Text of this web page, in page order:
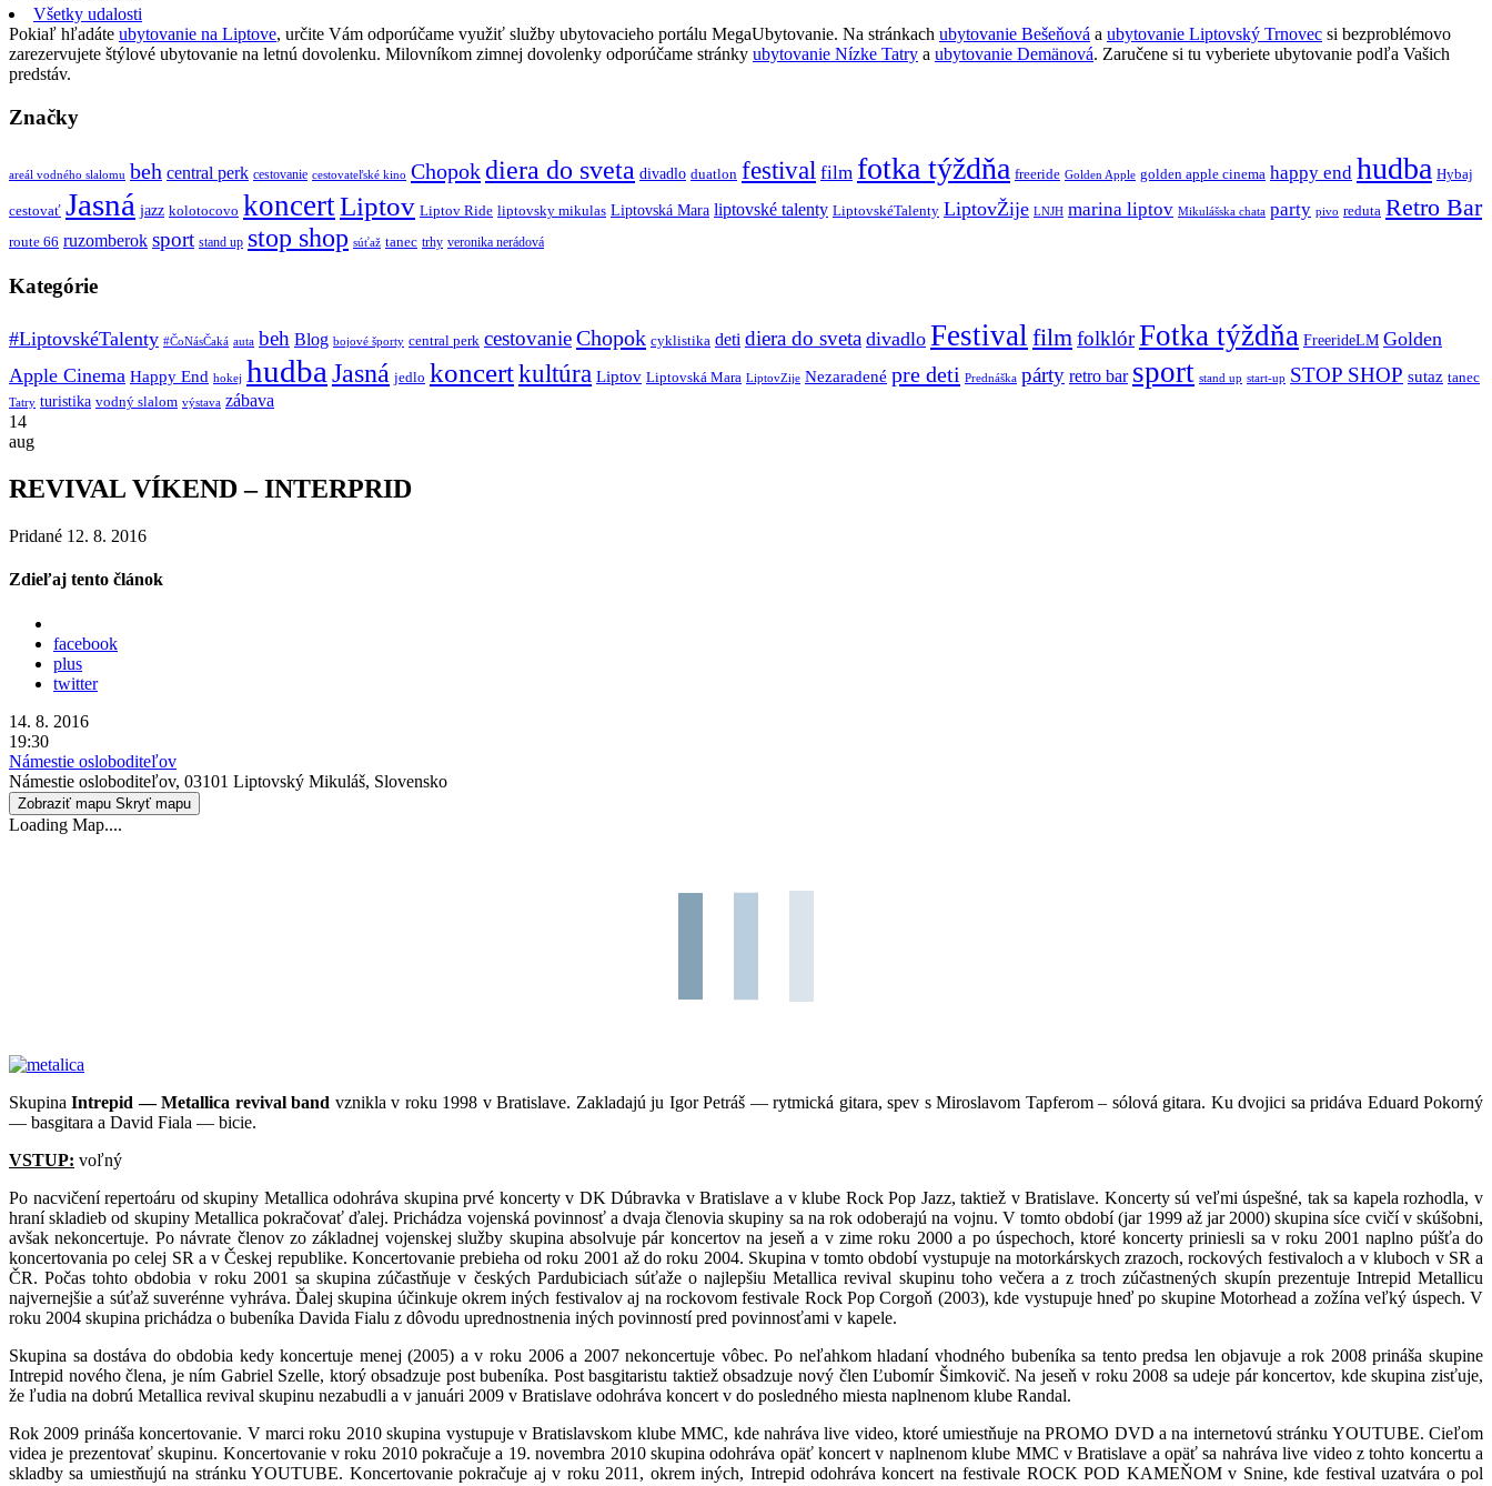
Všetky udalosti
Pokiaľ hľadáte ubytovanie na Liptove, určite Vám odporúčame využiť služby ubytovacieho portálu MegaUbytovanie. Na stránkach ubytovanie Bešeňová a ubytovanie Liptovský Trnovec si bezproblémovo
zarezervujete štýlové ubytovanie na letnú dovolenku. Milovníkom zimnej dovolenky odporúčame stránky ubytovanie Nízke Tatry a ubytovanie Demänová. Zaručene si tu vyberiete ubytovanie podľa Vašich
predstáv.
Značky
areál vodného slalomu beh central perk cestovanie cestovateľské kino Chopokdiera do sveta divadlo duatlon festival film fotka týždňa freeride Golden Apple golden apple cinema happy end hudba Hybaj
cestovať Jasná jazz kolotocovo koncertLiptov Liptov Ride liptovsky mikulas Liptovská Mara liptovské talenty LiptovskéTalenty LiptovŽije LNJH marina liptov Mikulášska chata party pivo reduta Retro Bar
route 66 ruzomberok sport stand up stop shop súťaž tanec trhy veronika nerádová
Kategórie
#LiptovskéTalenty #ČoNásČaká auta beh Blog bojové športy central perk cestovanieChopok cyklistika deti diera do sveta divadlo Festival filmfolklórFotka týždňa FreerideLM Golden
Apple Cinema Happy End hokej hudba Jasná jedlo koncertkultúra Liptov Liptovská Mara LiptovZije Nezaradené pre deti Prednáška párty retro bar sport stand up start-up STOP SHOP sutaz tanec
Tatry turistika vodný slalom výstava zábava
14
aug
REVIVAL VÍKEND – INTERPRID
Pridané 12. 8. 2016
Zdieľaj tento článok
facebook
plus
twitter
14. 8. 2016
19:30
Námestie osloboditeľov
Námestie osloboditeľov, 03101 Liptovský Mikuláš, Slovensko
Zobraziť mapu Skryť mapu
Loading Map....
SkupinaIntrepid — Metallica revival band vznikla v roku 1998 v Bratislave. Zakladajú ju Igor Petráš — rytmická gitara, spev s Miroslavom Tapferom – sólová gitara. Ku dvojici sa pridáva Eduard Pokorný
— basgitara a David Fiala — bicie.
VSTUP: voľný
Po nacvičení repertoáru od skupiny Metallica odohráva skupina prvé koncerty v DK Dúbravka v Bratislave a v klube Rock Pop Jazz, taktiež v Bratislave. Koncerty sú veľmi úspešné, tak sa kapela rozhodla, v
hraní skladieb od skupiny Metallica pokračovať ďalej. Prichádza vojenská povinnosť a dvaja členovia skupiny sa na rok odoberajú na vojnu. V tomto období (jar 1999 až jar 2000) skupina síce cvičí v skúšobni,
avšak nekoncertuje. Po návrate členov zo základnej vojenskej služby skupina absolvuje pár koncertov na jeseň a v zime roku 2000 a po úspechoch, ktoré koncerty priniesli sa v roku 2001 naplno púšťa do
koncertovania po celej SR a v Českej republike. Koncertovanie prebieha od roku 2001 až do roku 2004. Skupina v tomto období vystupuje na motorkárskych zrazoch, rockových festivaloch a v kluboch v SR a
ČR. Počas tohto obdobia v roku 2001 sa skupina zúčastňuje v českých Pardubiciach súťaže o najlepšiu Metallica revival skupinu toho večera a z troch zúčastnených skupín prezentuje Intrepid Metallicu
najvernejšie a súťaž suverénne vyhráva. Ďalej skupina účinkuje okrem iných festivalov aj na rockovom festivale Rock Pop Corgoň (2003), kde vystupuje hneď po skupine Motorhead a zožína veľký úspech. V
roku 2004 skupina prichádza o bubeníka Davida Fialu z dôvodu uprednostnenia iných povinností pred povinnosťami v kapele.
Skupina sa dostáva do obdobia kedy koncertuje menej (2005) a v roku 2006 a 2007 nekoncertuje vôbec. Po neľahkom hladaní vhodného bubeníka sa tento predsa len objavuje a rok 2008 prináša skupine
Intrepid nového člena, je ním Gabriel Szelle, ktorý obsadzuje post bubeníka. Post basgitaristu taktiež obsadzuje nový člen Ľubomír Šimkovič. Na jeseň v roku 2008 sa udeje pár koncertov, kde skupina zisťuje,
že ľudia na dobrú Metallica revival skupinu nezabudli a v januári 2009 v Bratislave odohráva koncert v do posledného miesta naplnenom klube Randal.
Rok 2009 prináša koncertovanie. V marci roku 2010 skupina vystupuje v Bratislavskom klube MMC, kde nahráva live video, ktoré umiestňuje na PROMO DVD a na internetovú stránku YOUTUBE. Cieľom
videa je prezentovať skupinu. Koncertovanie v roku 2010 pokračuje a 19. novembra 2010 skupina odohráva opäť koncert v naplnenom klube MMC v Bratislave a opäť sa nahráva live video z tohto koncertu a
skladby sa umiestňujú na stránku YOUTUBE. Koncertovanie pokračuje aj v roku 2011, okrem iných, Intrepid odohráva koncert na festivale ROCK POD KAMEŇOM v Snine, kde festival uzatvára o pol